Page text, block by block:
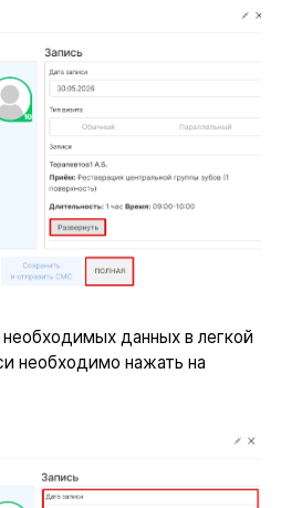
данных в легкой
необходимо нажать на